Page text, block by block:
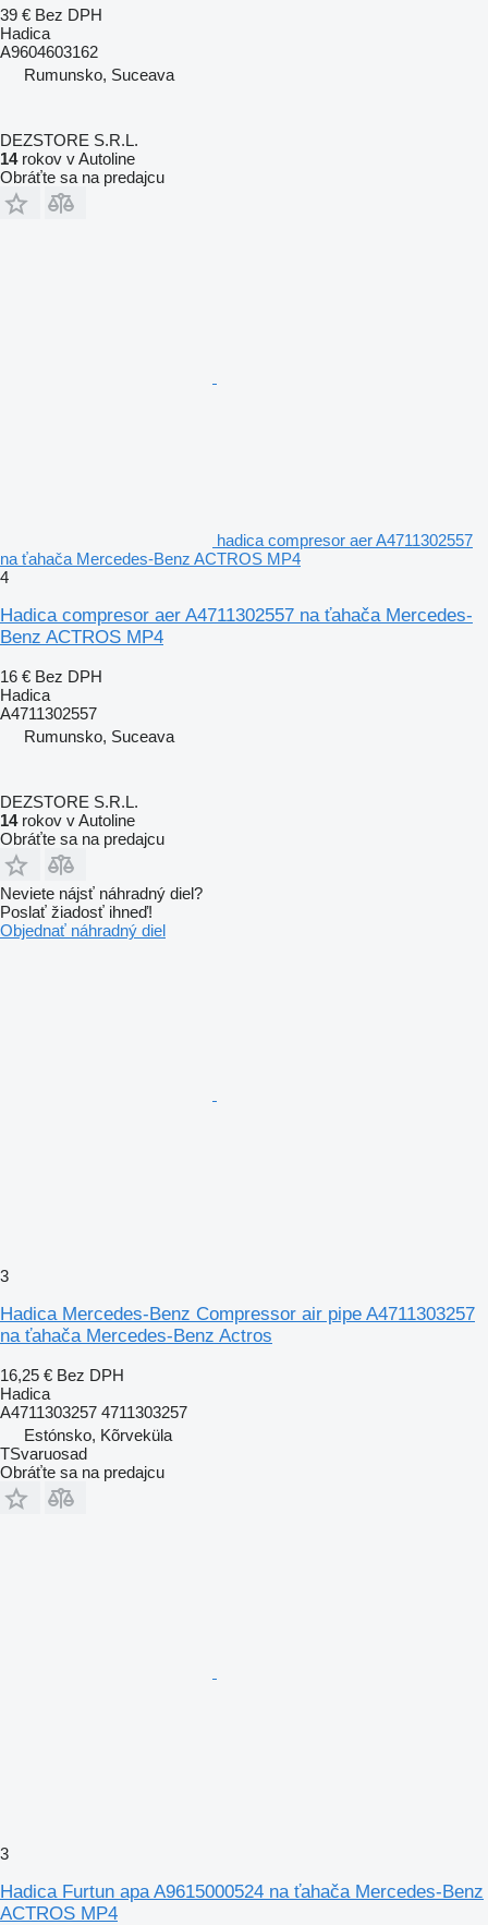
39 € Bez DPH
Hadica
A9604603162
Rumunsko, Suceava
DEZSTORE S.R.L.
14rokov v Autoline
Obráťte sa na predajcu
hadica compresor aer A4711302557
na ťahača Mercedes-Benz ACTROS MP4
4
Hadica compresor aer A4711302557 na ťahača Mercedes-
Benz ACTROS MP4
16 € Bez DPH
Hadica
A4711302557
Rumunsko, Suceava
DEZSTORE S.R.L.
14rokov v Autoline
Obráťte sa na predajcu
Neviete nájsť náhradný diel?
Poslať žiadosť ihneď!
Objednať náhradný diel
3
Hadica Mercedes-Benz Compressor air pipe A4711303257
na ťahača Mercedes-Benz Actros
16,25 € Bez DPH
Hadica
A4711303257 4711303257
Estónsko, Kõrveküla
TSvaruosad
Obráťte sa na predajcu
3
Hadica Furtun apa A9615000524 na ťahača Mercedes-Benz
ACTROS MP4